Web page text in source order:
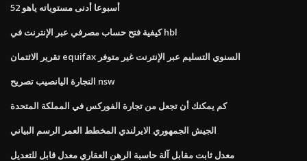
52 أسبوعا أدنى مستوياته ياهو
كيفية فتح حساب مصرفي عبر الإنترنت في hbl
تقرير الائتمان equifax السنوي التسليم عبر الإنترنت غير متوفر
التجارة اليانصيب تصريح nsw
كم يمكنك أن تجعل من تجارة الفوركس في المملكة المتحدة
الجيش الجمهوري الايرلندي المخطط العمر الرسم البياني
معدل ثابت مقابل آلة حاسبة الرهن العقاري معدل قابل للتعديل